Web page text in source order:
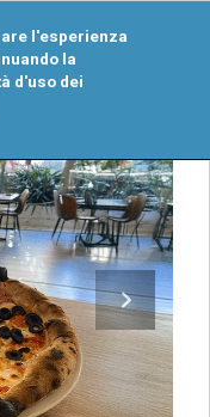
l'esperienza
la
d'uso dei